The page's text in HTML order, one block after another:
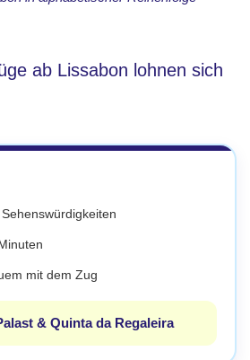
ab Lissabon lohnen sich
mit dem Zug
& Quinta da Regaleira